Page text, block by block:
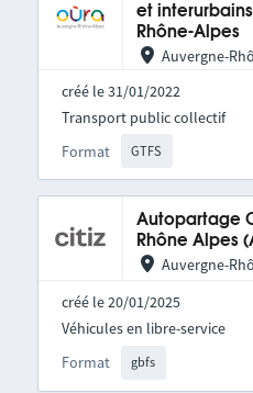
et
Rhône-Alpes
Auvergne-
créé le 31/01/2022
Format GTFS
Transport public collectif
Autopartage
Rhône Alpes
Auvergne-
créé le 20/01/2025
Format gbfs
Véhicules en libre-service